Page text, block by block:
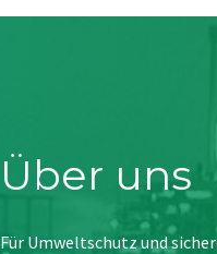
Über uns
Für Umweltschutz und